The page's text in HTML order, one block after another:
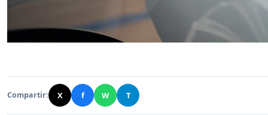
Compartir: X f W T